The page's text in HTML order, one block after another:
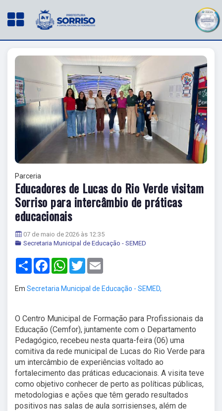
Parceria
Educadores de Lucas do Rio Verde visitam
Sorriso para intercâmbio de práticas
educacionais
07 de maio de 2026 às 12:35
Secretaria Municipal de Educação - SEMED
Share FacebookWhatsApp
Twitter
Em Secretaria Municipal de Educação - SEMED,
O Centro Municipal de Formação para Profissionais da
Educação (Cemfor), juntamente com o Departamento
Pedagógico, recebeu nesta quarta-feira (06) uma
comitiva da rede municipal de Lucas do Rio Verde para
um intercâmbio de experiências voltado ao
fortalecimento das práticas educacionais. A visita teve
como objetivo conhecer de perto as políticas públicas,
metodologias e ações que têm gerado resultados
positivos nas salas de aula sorrisienses, além de